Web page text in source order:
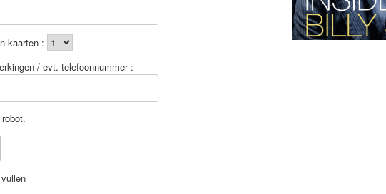
kaarten :
/ evt. telefoonnummer :